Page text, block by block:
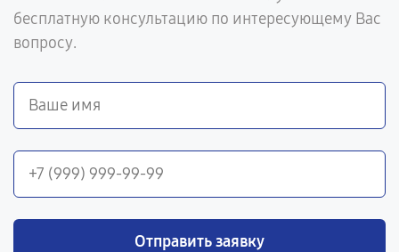
бесплатную консультацию по интересующему Вас
вопросу.
Отправить заявку